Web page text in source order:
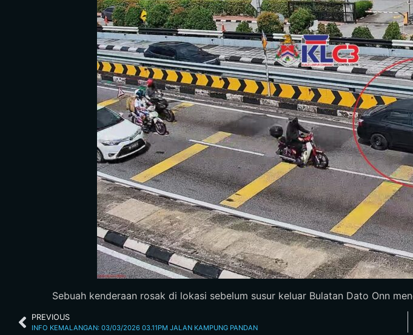
Sebuah kenderaan rosak di lokasi sebelum susur keluar Bulatan Dato Onn
PREVIOUS
INFO KEMALANGAN: 03/03/2026 03.11PM JALAN KAMPUNG PANDAN